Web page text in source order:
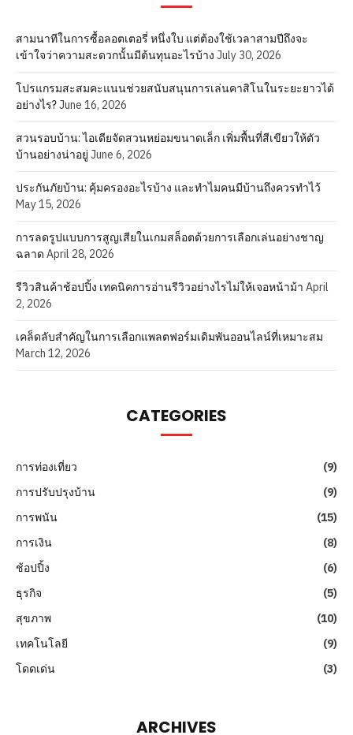
สามนาทีในการซื้อลอตเตอรี่ หนึ่งใบ แต่ต้องใช้เวลาสามปีถึงจะ
เข้าใจว่าความสะดวกนั้นมีต้นทุนอะไรบ้าง July 30, 2026
โปรแกรมสะสมคะแนนช่วยสนับสนุนการเล่นคาสิโนในระยะยาวได้
อย่างไร?June 16, 2026
สวนรอบบ้าน: ไอเดียจัดสวนหย่อมขนาดเล็ก เพิ่มพื้นที่สีเขียวให้ตัว
บ้านอย่างน่าอยู่ June 6, 2026
ประกันภัยบ้าน: คุ้มครองอะไรบ้าง และทำไมคนมีบ้านถึงควรทำไว้
May 15, 2026
การลดรูปแบบการสูญเสียในเกมสล็อตด้วยการเลือกเล่นอย่างชาญ
ฉลาด April 28, 2026
รีวิวสินค้าช้อปปิ้ง เทคนิคการอ่านรีวิวอย่างไรไม่ให้เจอหน้าม้า April
2, 2026
เคล็ดลับสำคัญในการเลือกแพลตฟอร์มเดิมพันออนไลน์ที่เหมาะสม
March 12, 2026
CATEGORIES
การท่องเที่ยว
(9)
การปรับปรุงบ้าน
(9)
การพนัน
(15)
การเงิน
(8)
ช้อปปิ้ง
(6)
ธุรกิจ
(5)
สุขภาพ
(10)
เทคโนโลยี
(9)
โดดเด่น
(3)
ARCHIVES